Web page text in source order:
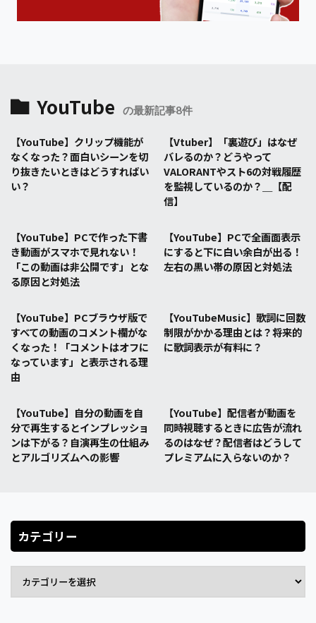
YouTube の最新記事8件
【YouTube】クリップ機能が
なくなった？面白いシーンを切
り抜きたいときはどうすればい
い？
【Vtuber】「裏遊び」はなぜ
バレるのか？どうやって
VALORANTやスト6の対戦履歴
を監視しているのか？＿【配
信】
【YouTube】PCで作った下書
き動画がスマホで見れない！
「この動画は非公開です」とな
る原因と対処法
【YouTube】PCで全画面表示
にすると下に白い余白が出る！
左右の黒い帯の原因と対処法
【YouTube】PCブラウザ版で
すべての動画のコメント欄がな
くなった！「コメントはオフに
なっています」と表示される理
由
【YouTubeMusic】歌詞に回数
制限がかかる理由とは？将来的
に歌詞表示が有料に？
【YouTube】自分の動画を自
分で再生するとインプレッショ
ンは下がる？自演再生の仕組み
とアルゴリズムへの影響
【YouTube】配信者が動画を
同時視聴するときに広告が流れ
るのはなぜ？配信者はどうして
プレミアムに入らないのか？
カテゴリー